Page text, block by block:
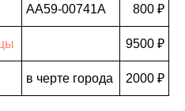
AA59-00741A 800 ₽
9500 ₽
в черте города 2000 ₽